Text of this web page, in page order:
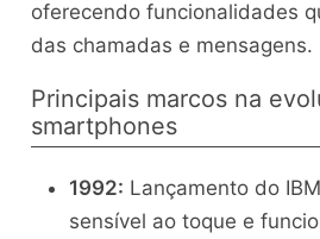
oferecendo funcionalidades
das chamadas e mensagens.
Principais marcos na
smartphones
1992: Lançamento do
sensível ao toque e